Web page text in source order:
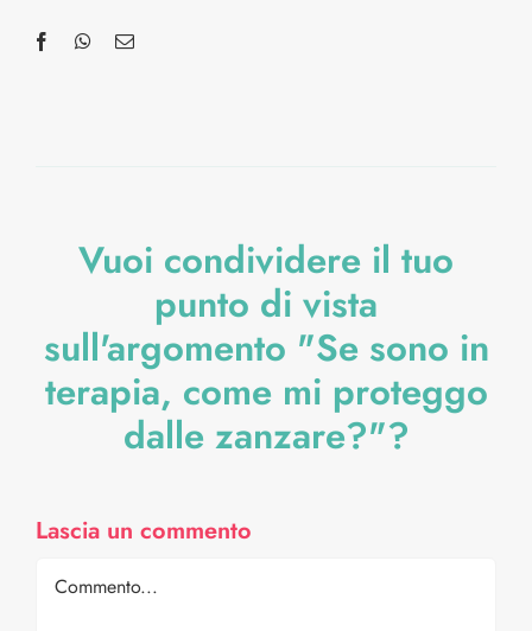
Vuoi condividere il tuo
punto di vista
sull'argomento "Se sono in
terapia, come mi proteggo
dalle zanzare?"?
Lascia un commento
Comment